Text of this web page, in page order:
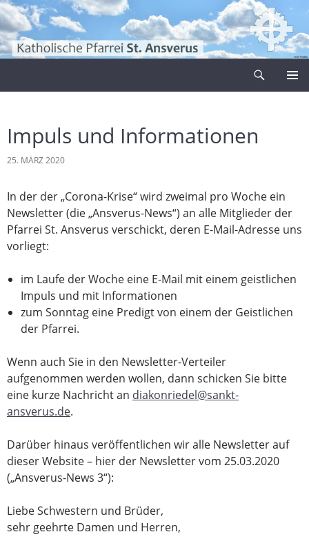
Zum
Inhalt
springen
Impuls und Informationen
25. MÄRZ 2020
In der der „Corona-Krise“ wird zweimal pro Woche ein
Newsletter (die „Ansverus-News“) an alle Mitglieder der
Pfarrei St. Ansverus verschickt, deren E-Mail-Adresse uns
vorliegt:
im Laufe der Woche eine E-Mail mit einem geistlichen
Impuls und mit Informationen
zum Sonntag eine Predigt von einem der Geistlichen
der Pfarrei.
Wenn auch Sie in den Newsletter-Verteiler
aufgenommen werden wollen, dann schicken Sie bitte
eine kurze Nachricht an diakonriedel@sankt-
ansverus.de.
Darüber hinaus veröffentlichen wir alle Newsletter auf
dieser Website – hier der Newsletter vom 25.03.2020
(„Ansverus-News 3“):
Liebe Schwestern und Brüder,
sehr geehrte Damen und Herren,